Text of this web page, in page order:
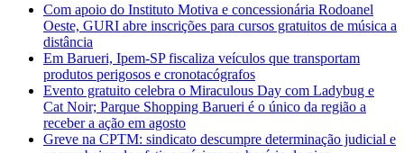
Com apoio do Instituto Motiva e concessionária Rodoanel
Oeste, GURI abre inscrições para cursos gratuitos de música a
distância
Em Barueri, Ipem-SP fiscaliza veículos que transportam
produtos perigosos e cronotacógrafos
Evento gratuito celebra o Miraculous Day com Ladybug e
Cat Noir; Parque Shopping Barueri é o único da região a
receber a ação em agosto
Greve na CPTM: sindicato descumpre determinação judicial e